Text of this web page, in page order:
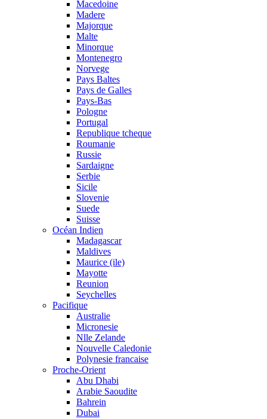
Macedoine
Madere
Majorque
Malte
Minorque
Montenegro
Norvege
Pays Baltes
Pays de Galles
Pays-Bas
Pologne
Portugal
Republique tcheque
Roumanie
Russie
Sardaigne
Serbie
Sicile
Slovenie
Suede
Suisse
Océan Indien
Madagascar
Maldives
Maurice (ile)
Mayotte
Reunion
Seychelles
Pacifique
Australie
Micronesie
Nlle Zelande
Nouvelle Caledonie
Polynesie francaise
Proche-Orient
Abu Dhabi
Arabie Saoudite
Bahrein
Dubai